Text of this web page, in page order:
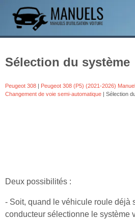
Sélection du système
Peugeot 308 | Peugeot 308 (P5) (2021-2026)
Changement de voie semi-automatique | Sélection
Deux possibilités :
- Soit, quand le véhicule roule déjà
conducteur sélectionne le système